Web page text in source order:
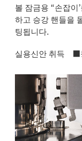
볼 잠금용 “손잡이
하고 승강 핸들을
팅됩니다.
실용신안 취득 ■